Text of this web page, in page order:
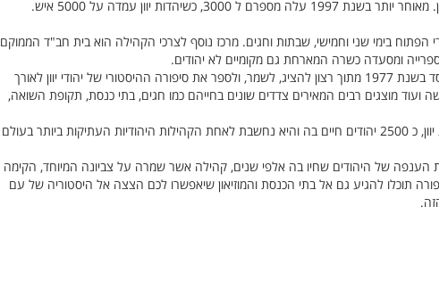
בימי שני וחמישי, שבתות וחגים. מרכז נוסף לצרכי הקהילה הוא בית חב"ד הממוקם
ומסעדה כשרה המארחת גם מקומיים לא יהודים.
(בכתובת: Nikis 39) אשר נוסד בשנת 1977 מתוך רצון להציג, לשמר, ולספר את סיפורה ההיסטורי של יהודי יוון לאורך
ועוד מוצגים רבים המאירים צדדים שונים בחייהם כמו חגים, בתי כנסת, תקופת השואה,
נכון לימים אלו הקהילה היהודית באתונה מהווה שני שליש מכלל יהדות יוון, כ 2500 יהודים חיים בה והיא נחשבת לאחת הקהילות היהודיות העתיקות ביותר בעולם
הענפה של היהודים שחיו בה אלפי שנים, קהילה אשר שמרה על צביונה המיוחד, הקימה
תוכלו להגיע גם אל בתי הכנסת והמוזיאון שיאפשרו לכם הצצה אל היסטוריה של עם